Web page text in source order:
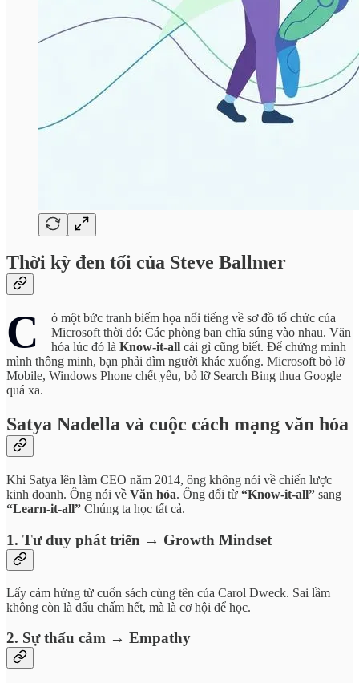
Thời kỳ đen tối của Steve Ballmer
C
ó một bức tranh biếm họa nổi tiếng về sơ đồ tổ chức của
Microsoft thời đó: Các phòng ban chĩa súng vào nhau. Văn
hóa lúc đó là Know-it-all cái gì cũng biết. Để chứng minh
mình thông minh, bạn phải dìm người khác xuống. Microsoft bỏ lỡ
Mobile, Windows Phone chết yểu, bỏ lỡ Search Bing thua Google
quá xa.
Satya Nadella và cuộc cách mạng văn hóa
Khi Satya lên làm CEO năm 2014, ông không nói về chiến lược
kinh doanh. Ông nói về Văn hóa. Ông đổi từ “Know-it-all” sang
“Learn-it-all” Chúng ta học tất cả.
1. Tư duy phát triển → Growth Mindset
Lấy cảm hứng từ cuốn sách cùng tên của Carol Dweck. Sai lầm
không còn là dấu chấm hết, mà là cơ hội để học.
2. Sự thấu cảm → Empathy